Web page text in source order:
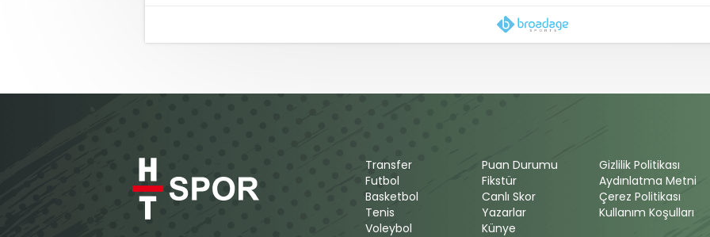
Transfer
Futbol
Basketbol
Tenis
Voleybol
Puan Durumu
Fikstür
Canlı Skor
Yazarlar
Künye
Gizlilik Politikası
Aydınlatma Metni
Çerez Politikası
Kullanım Koşulları